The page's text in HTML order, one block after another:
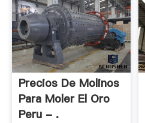
Precios De Molinos
Para Moler El Oro
Peru - .